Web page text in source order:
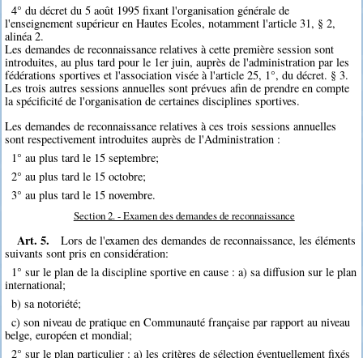
4° du décret du 5 août 1995 fixant l'organisation générale de
l'enseignement supérieur en Hautes Ecoles, notamment l'article 31, § 2,
alinéa 2.
Les demandes de reconnaissance relatives à cette première session sont
introduites, au plus tard pour le 1er juin, auprès de l'administration par les
fédérations sportives et l'association visée à l'article 25, 1°, du décret. § 3.
Les trois autres sessions annuelles sont prévues afin de prendre en compte
la spécificité de l'organisation de certaines disciplines sportives.
Les demandes de reconnaissance relatives à ces trois sessions annuelles
sont respectivement introduites auprès de l'Administration :
1° au plus tard le 15 septembre;
2° au plus tard le 15 octobre;
3° au plus tard le 15 novembre.
Section 2. - Examen des demandes de reconnaissance
Art. 5.
Lors de l'examen des demandes de reconnaissance, les éléments
suivants sont pris en considération:
1° sur le plan de la discipline sportive en cause : a) sa diffusion sur le plan
international;
b) sa notoriété;
c) son niveau de pratique en Communauté française par rapport au niveau
belge, européen et mondial;
2° sur le plan particulier : a) les critères de sélection éventuellement fixés